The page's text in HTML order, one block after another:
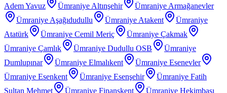
Adem Yavuz
Ümraniye Altınşehir
Ümraniye Armağanevler
Ümraniye Aşağıdudullu
Ümraniye Atakent
Ümraniye
Atatürk
Ümraniye Cemil Meriç
Ümraniye Çakmak
Ümraniye Çamlık
Ümraniye Dudullu OSB
Ümraniye
Dumlupınar
Ümraniye Elmalıkent
Ümraniye Esenevler
Ümraniye Esenkent
Ümraniye Esenşehir
Ümraniye Fatih
Sultan Mehmet
Ümraniye Finanskent
Ümraniye Hekimbaşı